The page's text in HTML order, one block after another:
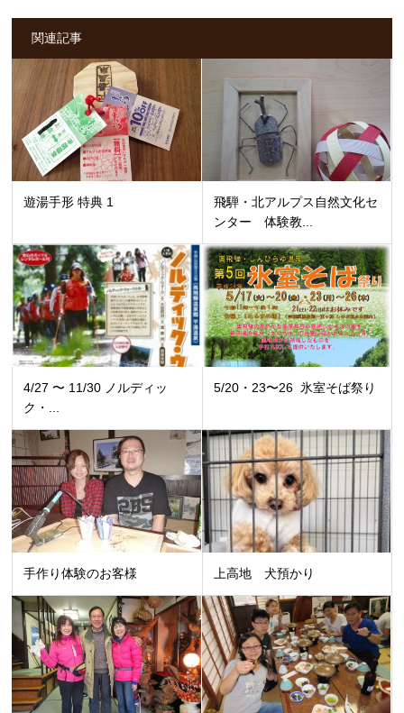
関連記事
遊湯手形 特典 1
飛騨・北アルプス自然文化セ
ンター 体験教...
4/27 〜 11/30 ノルディッ
ク・...
5/20・23〜26 氷室そば祭り
手作り体験のお客様 上高地 犬預かり